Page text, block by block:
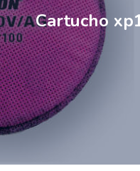
Cartucho